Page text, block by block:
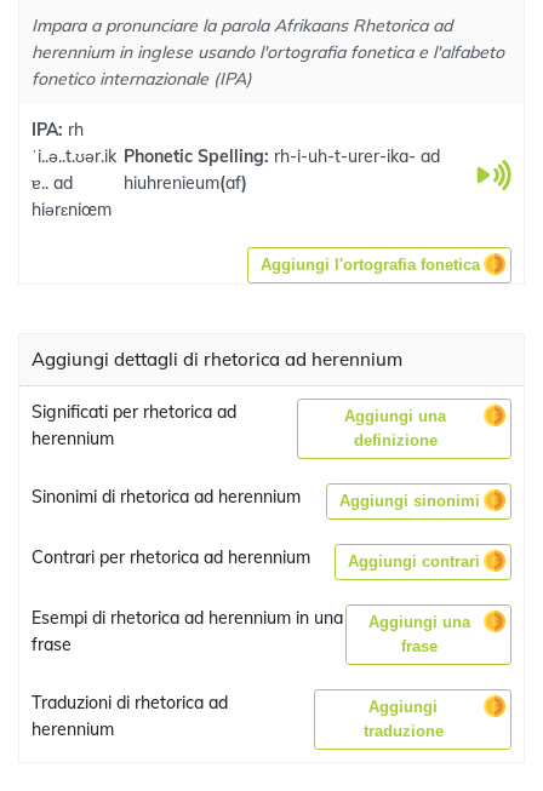
Impara a pronunciare la parola Afrikaans Rhetorica ad
herennium in inglese usando l'ortografia fonetica e l'alfabeto
fonetico internazionale (IPA)
IPA: rh
ˈi..ə..t.ʊər.ik
ɐ.. ad
hiərɛniœm
Phonetic Spelling: rh-i-uh-t-urer-ika- ad
hiuhrenieum(af)
Aggiungi l'ortografia fonetica
Aggiungi dettagli di rhetorica ad herennium
Significati per rhetorica ad
herennium
Aggiungi una
definizione
Sinonimi di rhetorica ad herennium Aggiungi sinonimi
Contrari per rhetorica ad herennium Aggiungi contrari
Esempi di rhetorica ad herennium in una
frase
Aggiungi una
frase
Traduzioni di rhetorica ad
herennium
Aggiungi
traduzione